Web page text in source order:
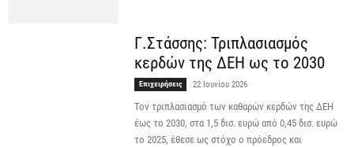
Γ.Στάσσης: Τριπλασιασμός
κερδών της ΔΕΗ ως το 2030
Επιχειρήσεις 22 Ιουνίου 2026
Τον τριπλασιασμό των καθαρών κερδών της ΔΕΗ
έως το 2030, στα 1,5 δισ. ευρώ από 0,45 δισ. ευρώ
το 2025, έθεσε ως στόχο ο πρόεδρος και